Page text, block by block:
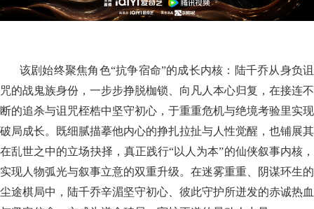
该剧始终聚焦角色“抗争宿命”的成长内核：陆千乔从身负诅
咒的战鬼族身份，一步步挣脱枷锁、向凡人本心归复，在接连不
断的追杀与诅咒桎梏中坚守初心，于重重危机与绝境考验里实现
破局成长。既细腻描摹他内心的挣扎拉扯与人性觉醒，也铺展其
在乱世之中的立场抉择，真正践行“以人为本”的仙侠叙事内核，
实现人物弧光与叙事立意的双重升级。在迷雾重重、阴谋环生的
尘途棋局中，陆千乔辛湄坚守初心、彼此守护所迸发的赤诚热血